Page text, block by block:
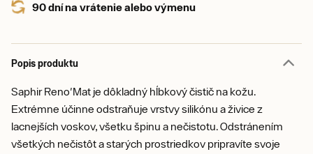
90 dní na vrátenie alebo výmenu
Popis produktu
Saphir Reno'Mat je dôkladný hĺbkový čistič na kožu.
Extrémne účinne odstraňuje vrstvy silikónu a živice z
lacnejších voskov, všetku špinu a nečistotu. Odstránením
všetkých nečistôt a starých prostriedkov pripravíte svoje